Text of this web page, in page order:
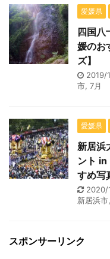
愛媛県
四国八
媛のお
ズ】
2019/
市, 7月
愛媛県
新居浜
ント in
すめ写
2020/
新居浜市,
スポンサーリンク